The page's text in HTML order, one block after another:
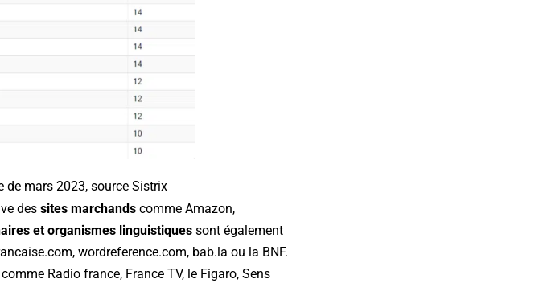
de mars 2023, source Sistrix
des sites marchands comme Amazon,
et organismes linguistiques sont également
wordreference.com, bab.la ou la BNF.
comme Radio france, France TV, le Figaro, Sens